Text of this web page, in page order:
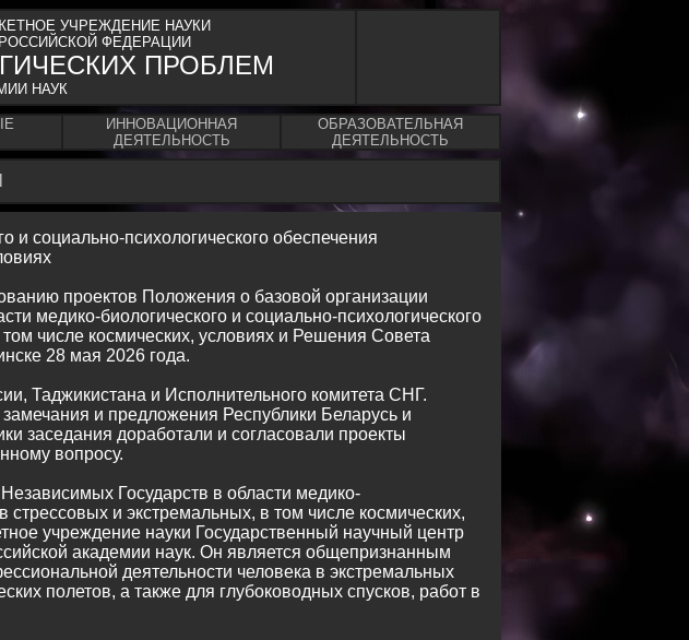
УЧРЕЖДЕНИЕ НАУКИ
ФЕДЕРАЦИИ
ПРОБЛЕМ
НАУК
ИННОВАЦИОННАЯ
ДЕЯТЕЛЬНОСТЬ
ОБРАЗОВАТЕЛЬНАЯ
ДЕЯТЕЛЬНОСТЬ
и социально-психологического обеспечения
проектов Положения о базовой организации
медико-биологического и социально-психологического
числе космических, условиях и Решения Совета
28 мая 2026 года.
Таджикистана и Исполнительного комитета СНГ.
и предложения Республики Беларусь и
заседания доработали и согласовали проекты
вопросу.
Государств в области медико-
стрессовых и экстремальных, в том числе космических,
учреждение науки Государственный научный центр
академии наук. Он является общепризнанным
деятельности человека в экстремальных
полетов, а также для глубоководных спусков, работ в